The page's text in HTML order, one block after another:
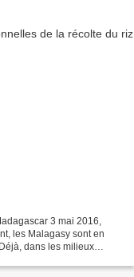
3 mai 2016,
les Malagasy sont en
dans les milieux